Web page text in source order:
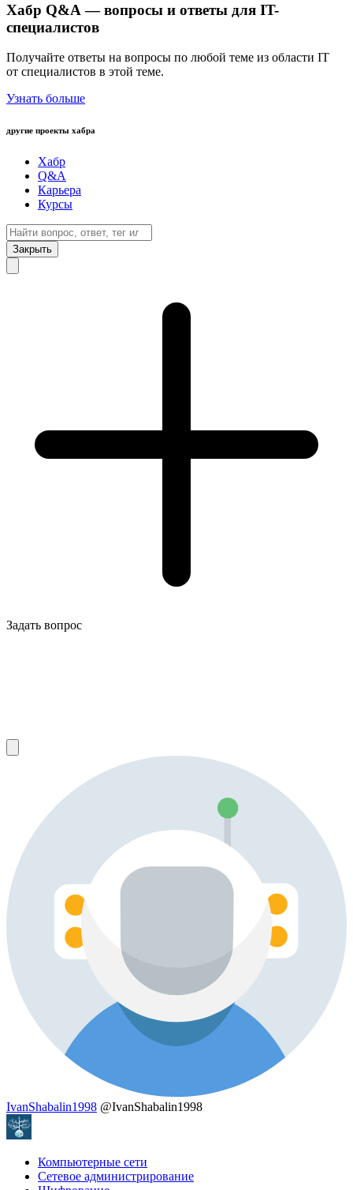
Хабр Q&A — вопросы и ответы для IT-
специалистов
Получайте ответы на вопросы по любой теме из области IT
от специалистов в этой теме.
Узнать больше
другие проекты хабра
Хабр
Q&A
Карьера
Курсы
Закрыть
Задать вопрос
IvanShabalin1998 @IvanShabalin1998
Компьютерные сети
Сетевое администрирование